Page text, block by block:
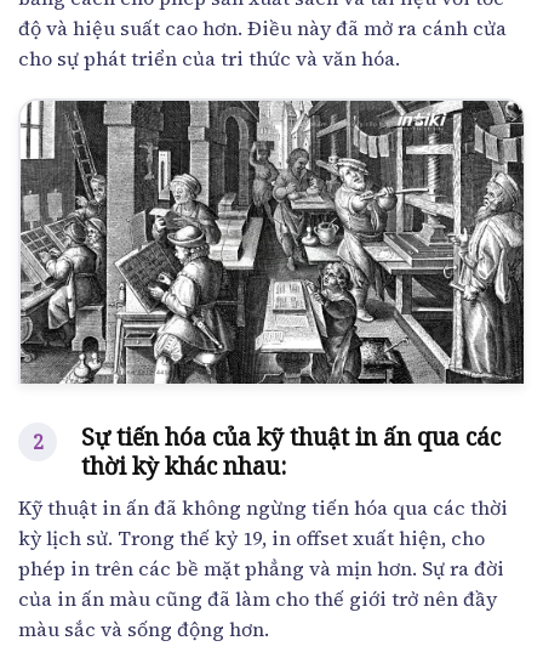
độ và hiệu suất cao hơn. Điều này đã mở ra cánh cửa
cho sự phát triển của tri thức và văn hóa.
Sự tiến hóa của kỹ thuật in ấn qua các
thời kỳ khác nhau:
Kỹ thuật in ấn đã không ngừng tiến hóa qua các thời
kỳ lịch sử. Trong thế kỷ 19, in offset xuất hiện, cho
phép in trên các bề mặt phẳng và mịn hơn. Sự ra đời
của in ấn màu cũng đã làm cho thế giới trở nên đầy
màu sắc và sống động hơn.